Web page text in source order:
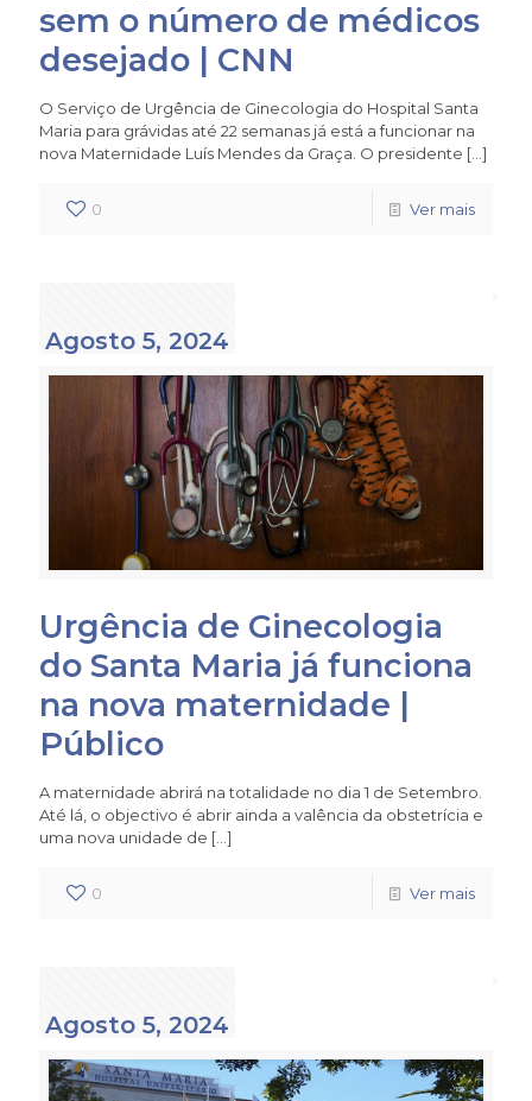
sem o número de médicos
desejado | CNN
O Serviço de Urgência de Ginecologia do Hospital Santa
Maria para grávidas até 22 semanas já está a funcionar na
nova Maternidade Luís Mendes da Graça. O presidente […]
0 Ver mais
Agosto 5, 2024
Urgência de Ginecologia
do Santa Maria já funciona
na nova maternidade |
Público
A maternidade abrirá na totalidade no dia 1 de Setembro.
Até lá, o objectivo é abrir ainda a valência da obstetrícia e
uma nova unidade de […]
0 Ver mais
Agosto 5, 2024